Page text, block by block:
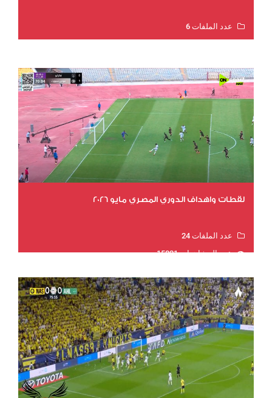
عدد الملفات 6
لقطات واهداف الدوري المصري مايو 2026
عدد الملفات 24
عدد المشاهدات 15821